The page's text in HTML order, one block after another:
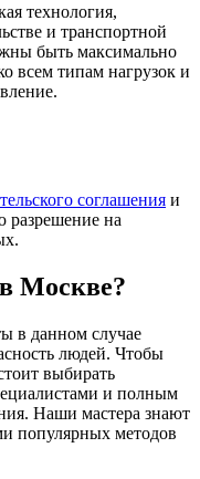
технология,
и транспортной
быть максимально
всем типам нагрузок и
соглашения и
разрешение на
в Москве?
в данном случае
людей. Чтобы
выбирать
и полным
Наши мастера знают
популярных методов